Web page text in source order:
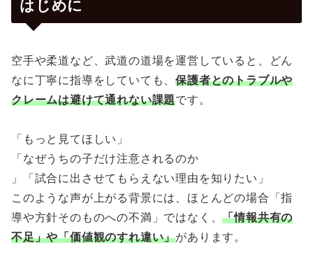
はじめに
空手や柔道など、武道の道場を運営していると、どん
なに丁寧に指導をしていても、保護者とのトラブルや
クレームは避けて通れない課題です。
「もっと見てほしい」
「なぜうちの子だけ注意されるのか
」「試合に出させてもらえない理由を知りたい」
このような声が上がる背景には、ほとんどの場合「指
導や方針そのものへの不満」ではなく、「情報共有の
不足」や「価値観のすれ違い」があります。